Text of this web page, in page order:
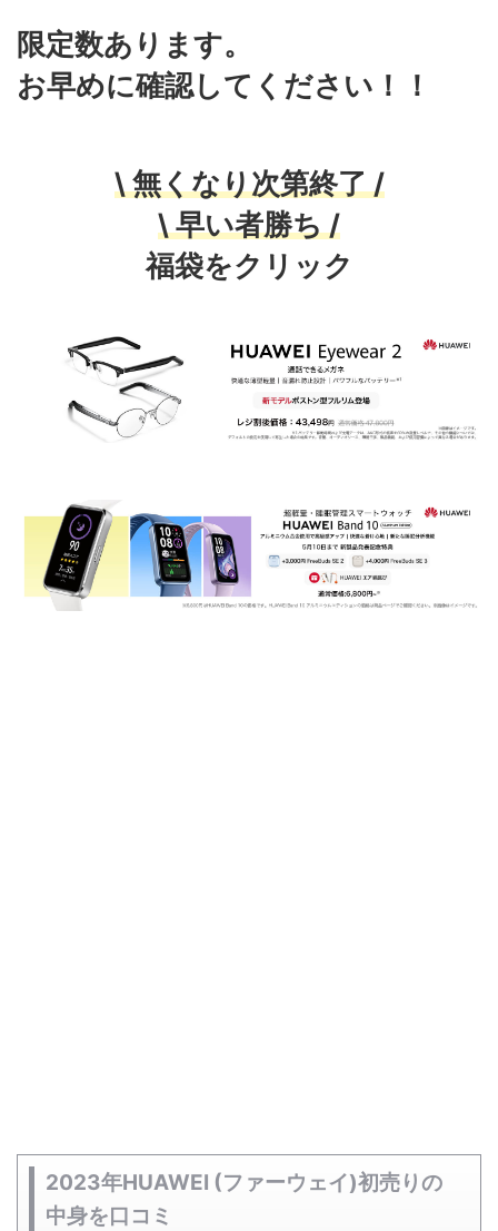
限定数あります。
お早めに確認してください！！
\ 無くなり次第終了 /
\ 早い者勝ち /
福袋をクリック
2023年HUAWEI (ファーウェイ)初売りの
中身を口コミ